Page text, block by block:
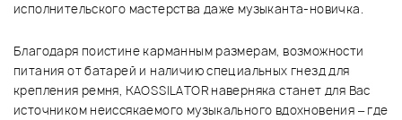
исполнительского мастерства даже музыканта-новичка.
Благодаря поистине карманным размерам, возможности
питания от батарей и наличию специальных гнезд для
крепления ремня, KAOSSILATOR наверняка станет для Вас
источником неиссякаемого музыкального вдохновения – где